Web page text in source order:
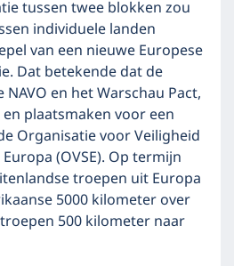
tussen twee blokken zou
individuele landen
van een nieuwe Europese
Dat betekende dat de
en het Warschau Pact,
plaatsmaken voor een
Organisatie voor Veiligheid
(OVSE). Op termijn
troepen uit Europa
5000 kilometer over
500 kilometer naar